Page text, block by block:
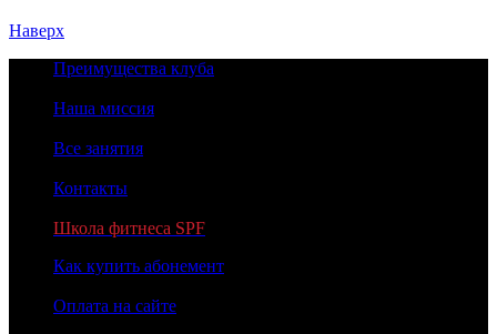
Наверх
Преимущества клуба
Наша миссия
Все занятия
Контакты
Школа фитнеса SPF
Как купить абонемент
Оплата на сайте